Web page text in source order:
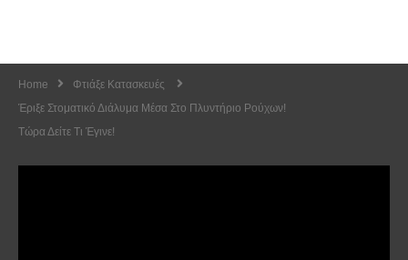
Home
Φτιάξε Κατασκευές
Έριξε Στοματικό Διάλυμα Μέσα Στο Πλυντήριο Ρούχων!
Τώρα Δείτε Τι Έγινε!